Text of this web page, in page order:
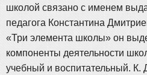
школой связано с именем
педагога Константина
«Три элемента школы» он
компоненты деятельности
учебный и воспитательный. К.